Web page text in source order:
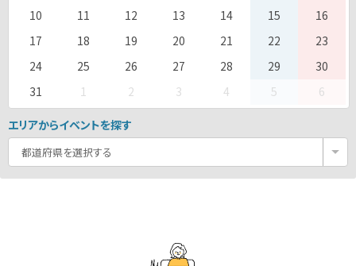
10
11 12 13 14 15
16
17
18 19 20 21 22
23
24
25 26 27 28 29
30
31
1 2 3 4 5 6
エリアからイベントを探す